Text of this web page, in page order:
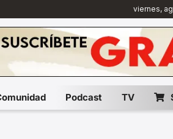
viernes,
Podcast TV